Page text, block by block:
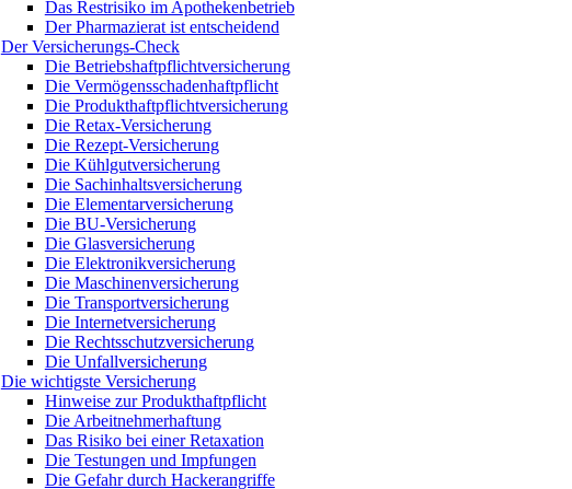
Das Restrisiko im Apothekenbetrieb
Der Pharmazierat ist entscheidend
Der Versicherungs-Check
Die Betriebshaftpflichtversicherung
Die Vermögensschadenhaftpflicht
Die Produkthaftpflichtversicherung
Die Retax-Versicherung
Die Rezept-Versicherung
Die Kühlgutversicherung
Die Sachinhaltsversicherung
Die Elementarversicherung
Die BU-Versicherung
Die Glasversicherung
Die Elektronikversicherung
Die Maschinenversicherung
Die Transportversicherung
Die Internetversicherung
Die Rechtsschutzversicherung
Die Unfallversicherung
Die wichtigste Versicherung
Hinweise zur Produkthaftpflicht
Die Arbeitnehmerhaftung
Das Risiko bei einer Retaxation
Die Testungen und Impfungen
Die Gefahr durch Hackerangriffe